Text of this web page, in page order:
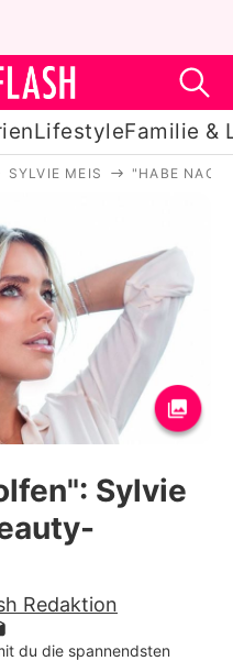
LifestyleFamilie &
Liebe
Promiflash
SYLVIE MEIS "HABE
Sylvie
Redaktion
du die spannendsten